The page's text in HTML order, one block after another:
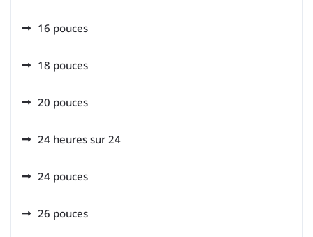
16 pouces
18 pouces
20 pouces
24 heures sur 24
24 pouces
26 pouces